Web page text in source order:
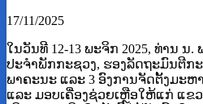
17/11/2025
ໃນວັນທີ 12-13 ພະຈິກ 2025, ທ່ານ
ປະຈຳພັກກະຊວງ, ຮອງລັດຖະມົນຕີກ
ພາຄະນະ ແລະ 3 ອົງການຈັດຕັ້ງມະ
ແລະ ມອບເຄື່ອງຊ່ວຍເຫຼືອໃຫ້ແກ່ ແຂ